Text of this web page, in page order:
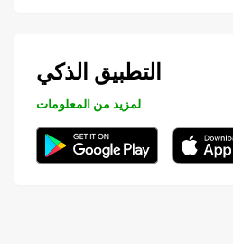
التطبيق الذكي
لمزيد من المعلومات